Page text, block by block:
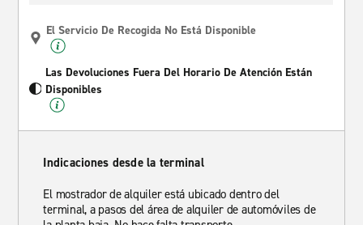
El Servicio De Recogida No Está Disponible
Las Devoluciones Fuera Del Horario De Atención Están
Disponibles
Indicaciones desde la terminal
El mostrador de alquiler está ubicado dentro del
terminal, a pasos del área de alquiler de automóviles de